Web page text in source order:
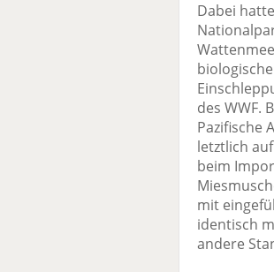
Dabei
des WWF.
Pazifische
letztlich
beim
mit
identisch
andere